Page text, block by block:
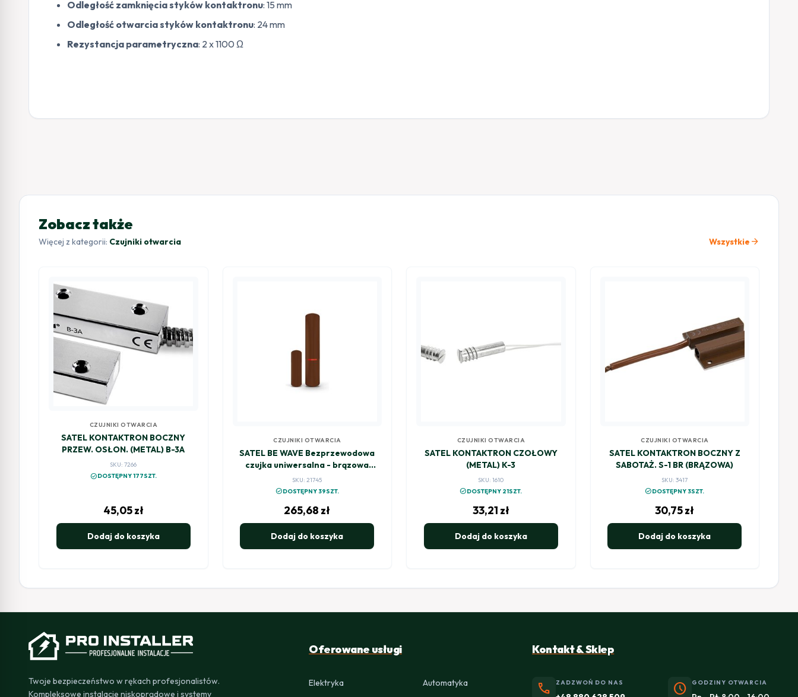
Odległość zamknięcia styków kontaktronu: 15 mm
Odległość otwarcia styków kontaktronu: 24 mm
Rezystancja parametryczna: 2 x 1100 Ω
Zobacz także
Więcej z kategorii: Czujniki otwarcia Wszystkie arrow_forward
CZUJNIKI OTWARCIA
SATEL KONTAKTRON BOCZNY
PRZEW. OSŁON. (METAL) B-3A
SKU: 7266
check_circleDOSTĘPNY 177SZT.
45,05zł
Dodaj do koszyka
CZUJNIKI OTWARCIA
SATEL BE WAVE Bezprzewodowa
czujka uniwersalna - brązowa
Multipurpose Detector BR AXD-
200 BR ABAX2
SKU: 21745
check_circleDOSTĘPNY 39SZT.
265,68 zł
Dodaj do koszyka
CZUJNIKI OTWARCIA
SATEL KONTAKTRON CZOŁOWY
(METAL) K-3
SKU: 1610
check_circleDOSTĘPNY 21SZT.
33,21 zł
Dodaj do koszyka
CZUJNIKI OTWARCIA
SATEL KONTAKTRON BOCZNY Z
SABOTAŻ. S-1 BR (BRĄZOWA)
SKU: 3417
check_circleDOSTĘPNY 3SZT.
30,75zł
Dodaj do koszyka
Twoje bezpieczeństwo w rękach profesjonalistów.
Kompleksowe instalacje niskoprądowe i systemy
Oferowane usługi
Elektryka
Automatyka
Kontakt & Sklep
phone ZADZWOŃ DO NAS schedule GODZINY OTWARCIA